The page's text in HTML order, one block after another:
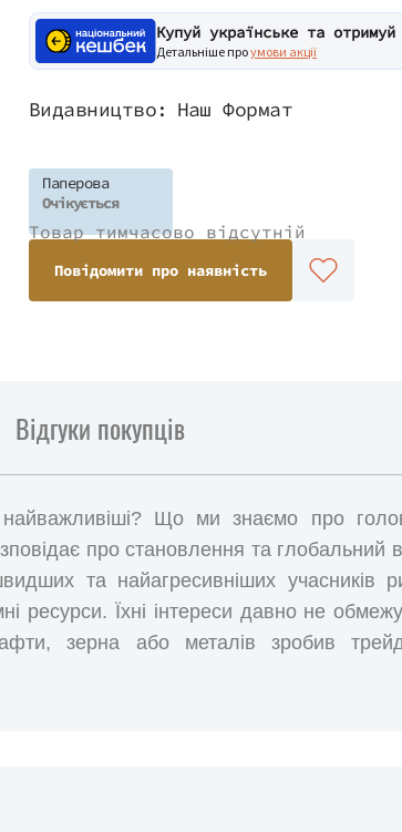
Купуй українське та отримуй
Детальніше проумови акції
Видавництво: Наш Формат
Паперова
Очікується
Товар тимчасово відсутній
Повідомити про наявність
Відгуки покупців
Що ми знаємо про
про становлення та
та найагресивніших учасників
ресурси. Їхні інтереси давно не
зерна або металів зробив
міжнародних санкцій,